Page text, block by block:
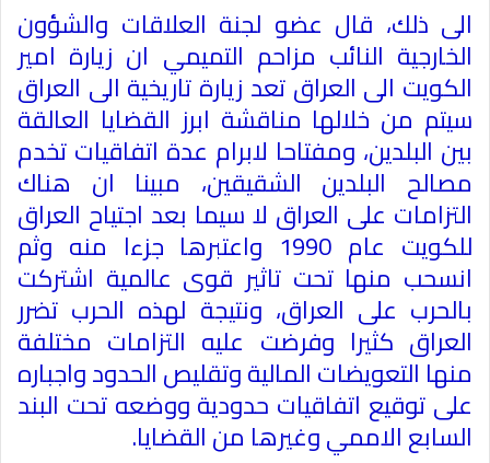
الى ذلك، قال عضو لجنة العلاقات والشؤون
الخارجية النائب مزاحم التميمي ان زيارة امير
الكويت الى العراق تعد زيارة تاريخية الى العراق
سيتم من خلالها مناقشة ابرز القضايا العالقة
بين البلدين، ومفتاحا لابرام عدة اتفاقيات تخدم
مصالح البلدين الشقيقين، مبينا ان هناك
التزامات على العراق لا سيما بعد اجتياح العراق
للكويت عام 1990 واعتبرها جزءا منه وثم
انسحب منها تحت تاثير قوى عالمية اشتركت
بالحرب على العراق، ونتيجة لهذه الحرب تضرر
العراق كثيرا وفرضت عليه التزامات مختلفة
منها التعويضات المالية وتقليص الحدود واجباره
على توقيع اتفاقيات حدودية ووضعه تحت البند
السابع الاممي وغيرها من القضايا.